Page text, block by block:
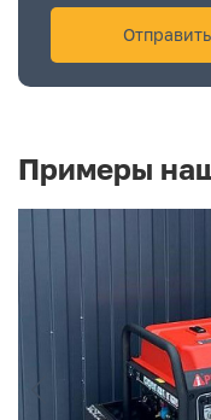
Примеры